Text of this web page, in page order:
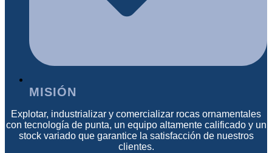
MISIÓN
Explotar, industrializar y comercializar rocas ornamentales
con tecnología de punta, un equipo altamente calificado y un
stock variado que garantice la satisfacción de nuestros
clientes.